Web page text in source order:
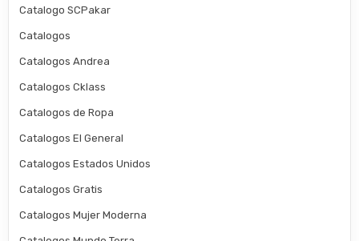
Catalogo SCPakar
Catalogos
Catalogos Andrea
Catalogos Cklass
Catalogos de Ropa
Catalogos El General
Catalogos Estados Unidos
Catalogos Gratis
Catalogos Mujer Moderna